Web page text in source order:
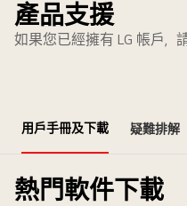
產品支援
如果您已經擁有 LG 帳戶，
用戶手冊及下載 疑難排解
熱門軟件下載